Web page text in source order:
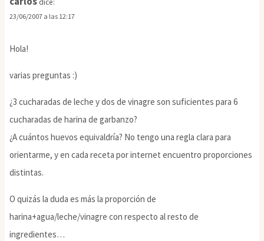
23/06/2007 a las 12:17
Hola!
varias preguntas :)
¿3 cucharadas de leche y dos de vinagre son suficientes para 6
cucharadas de harina de garbanzo?
¿A cuántos huevos equivaldría? No tengo una regla clara para
orientarme, y en cada receta por internet encuentro proporciones
distintas.
O quizás la duda es más la proporción de
harina+agua/leche/vinagre con respecto al resto de
ingredientes…